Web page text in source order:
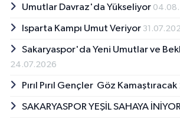
Umutlar Davraz'da Yükseliyor
Isparta Kampı Umut Veriyor
Sakaryaspor'da Yeni Umutlar ve
24.07.2026
Pırıl Pırıl Gençler Göz Kamaştıracak
SAKARYASPOR YEŞİL SAHAYA